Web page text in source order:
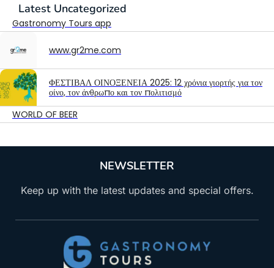
Latest Uncategorized
Gastronomy Tours app
www.gr2me.com
ΦΕΣΤΙΒΑΛ ΟΙΝΟΞΕΝΕΙΑ 2025: 12 χρόνια γιορτής για τον
οίνο, τον άνθρωπο και τον πολιτισμό
WORLD OF BEER
NEWSLETTER
Keep up with the latest updates and special offers.